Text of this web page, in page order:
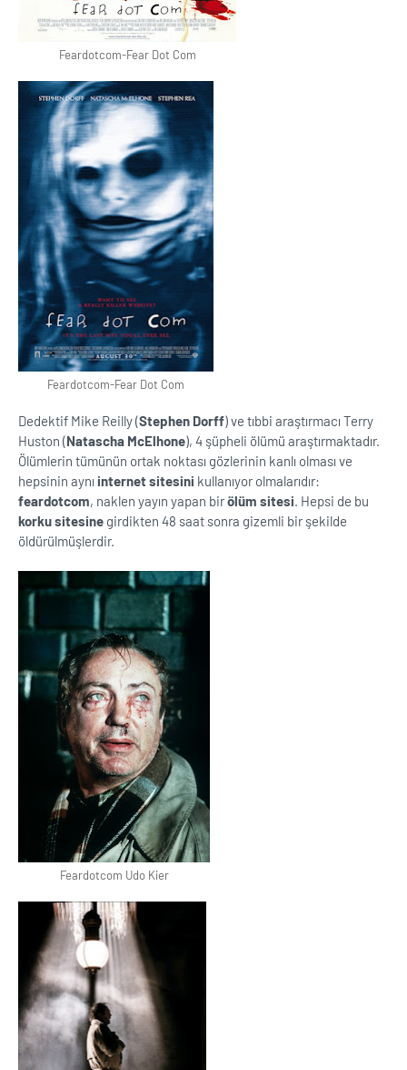
Feardotcom-Fear Dot Com
Feardotcom-Fear Dot Com
Dedektif Mike Reilly (Stephen Dorff) ve tıbbi araştırmacı Terry
Huston (Natascha McElhone), 4 şüpheli ölümü araştırmaktadır.
Ölümlerin tümünün ortak noktası gözlerinin kanlı olması ve
hepsinin aynı internet sitesini kullanıyor olmalarıdır:
feardotcom, naklen yayın yapan birölüm sitesi. Hepsi de bu
korku sitesine girdikten 48 saat sonra gizemli bir şekilde
öldürülmüşlerdir.
Feardotcom Udo Kier